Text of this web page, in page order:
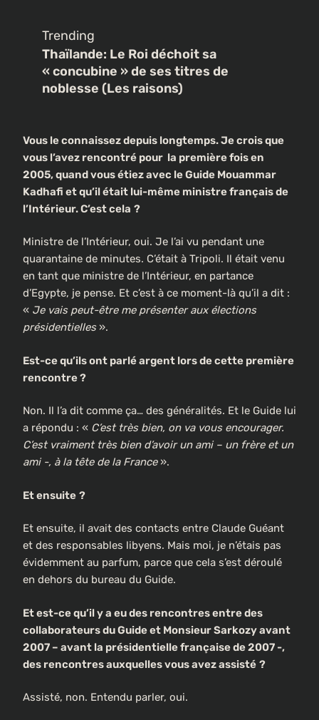
Trending
Thaïlande: Le Roi déchoit sa
« concubine » de ses titres de
noblesse (Les raisons)
Vous le connaissez depuis longtemps. Je crois que
vous l’avez rencontré pour la première fois en
2005, quand vous étiez avec le Guide Mouammar
Kadhafi et qu’il était lui-même ministre français de
l’Intérieur. C’est cela ?
Ministre de l’Intérieur, oui. Je l’ai vu pendant une
quarantaine de minutes. C’était à Tripoli. Il était venu
en tant que ministre de l’Intérieur, en partance
d’Egypte, je pense. Et c’est à ce moment-là qu’il a dit :
« Je vais peut-être me présenter aux élections
présidentielles».
Est-ce qu’ils ont parlé argent lors de cette première
rencontre ?
Non. Il l’a dit comme ça… des généralités. Et le Guide lui
a répondu : « C’est très bien, on va vous encourager.
C’est vraiment très bien d’avoir un ami – un frère et un
ami -, à la tête de la France».
Et ensuite ?
Et ensuite, il avait des contacts entre Claude Guéant
et des responsables libyens. Mais moi, je n’étais pas
évidemment au parfum, parce que cela s’est déroulé
en dehors du bureau du Guide.
Et est-ce qu’il y a eu des rencontres entre des
collaborateurs du Guide et Monsieur Sarkozy avant
2007 – avant la présidentielle française de 2007 -,
des rencontres auxquelles vous avez assisté ?
Assisté, non. Entendu parler, oui.